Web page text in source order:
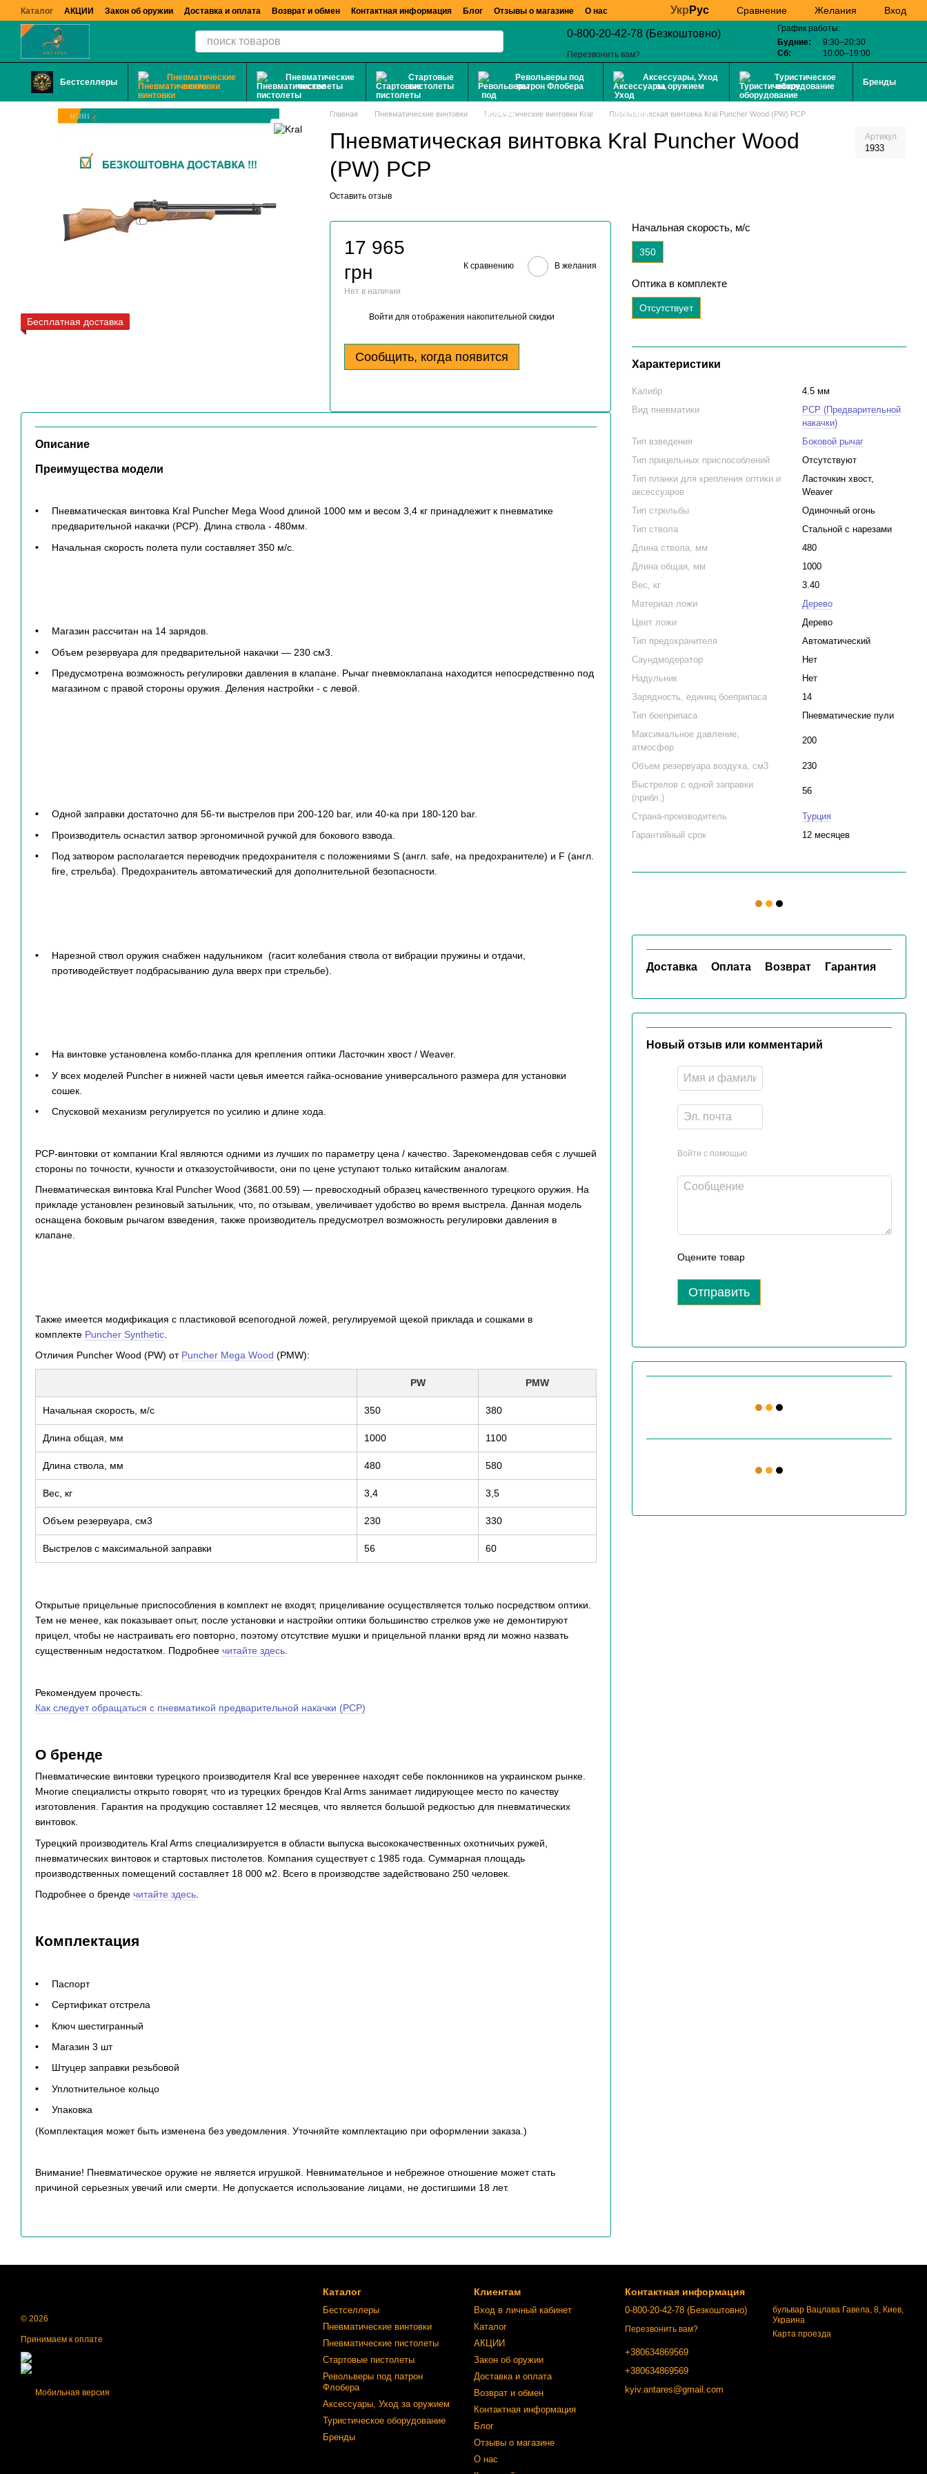
Перейти к основному контенту
Каталог АКЦИИ Закон об оружии Доставка и оплата Возврат и обмен Контактная информация Блог Отзывы о магазине О нас Укр Рус Сравнение Желания Вход
0-800-20-42-78 (Безкоштовно)
Перезвонить вам?
График работы:
Будние:
9:30–20:30
Сб:
10:00–19:00
Бестселлеры
Пневматические
винтовки
Пневматические
пистолеты
Стартовые
пистолеты
Револьверы под
патрон Флобера
Аксессуары, Уход
за оружием
Туристическое
оборудование
Бренды
Бесплатная доставка
Главная Пневматические винтовки Пневматические винтовки Kral Пневматическая винтовка Kral Puncher Wood (PW) PCP
Пневматическая винтовка Kral Puncher Wood
(PW) PCP
Артикул
1933
Оставить отзыв
17 965
грн
Нет в наличии
К сравнению В желания
Войти для отображения накопительной скидки
Сообщить, когда появится
Начальная скорость, м/с
350
Оптика в комплекте
Отсутствует
Характеристики
Калибр
4.5 мм
Вид пневматики
PCP (Предварительной
накачки)
Тип взведения
Боковой рычаг
Тип прицельных приспособлений
Отсутствуют
Тип планки для крепления оптики и
аксессуаров
Ласточкин хвост,
Weaver
Тип стрельбы
Одиночный огонь
Тип ствола
Стальной с нарезами
Длина ствола, мм
480
Длина общая, мм
1000
Вес, кг
3.40
Материал ложи
Дерево
Цвет ложи
Дерево
Тип предохранителя
Автоматический
Саундмодератор
Нет
Надульник
Нет
Зарядность, единиц боеприпаса
14
Тип боеприпаса
Пневматические пули
Максимальное давление,
атмосфер
200
Объем резервуара воздуха, см3
230
Выстрелов с одной заправки
(прибл.)
56
Страна-производитель
Турция
Гарантийный срок
12 месяцев
Доставка Оплата Возврат Гарантия
Новый отзыв или комментарий
Войти с помощью
Оцените товар
Отправить
Описание
Преимущества модели
Пневматическая винтовка Kral Puncher Mega Wood длиной 1000 мм и весом 3,4 кг принадлежит к пневматике
предварительной накачки (PCP). Длина ствола - 480мм.
Начальная скорость полета пули составляет 350 м/с.
Магазин рассчитан на 14 зарядов.
Объем резервуара для предварительной накачки — 230 см3.
Предусмотрена возможность регулировки давления в клапане. Рычаг пневмоклапана находится непосредственно под
магазином с правой стороны оружия. Деления настройки - с левой.
Одной заправки достаточно для 56-ти выстрелов при 200-120 bar, или 40-ка при 180-120 bar.
Производитель оснастил затвор эргономичной ручкой для бокового взвода.
Под затвором располагается переводчик предохранителя с положениями S (англ. safe, на предохранителе) и F (англ.
fire, стрельба). Предохранитель автоматический для дополнительной безопасности.
Нарезной ствол оружия снабжен надульником (гасит колебания ствола от вибрации пружины и отдачи,
противодействует подбрасыванию дула вверх при стрельбе).
На винтовке установлена комбо-планка для крепления оптики Ласточкин хвост / Weaver.
У всех моделей Puncher в нижней части цевья имеется гайка-основание универсального размера для установки
сошек.
Спусковой механизм регулируется по усилию и длине хода.
PCP-винтовки от компании Kral являются одними из лучших по параметру цена / качество. Зарекомендовав себя с лучшей
стороны по точности, кучности и отказоустойчивости, они по цене уступают только китайским аналогам.
Пневматическая винтовка Kral Puncher Wood (3681.00.59) — превосходный образец качественного турецкого оружия. На
прикладе установлен резиновый затыльник, что, по отзывам, увеличивает удобство во время выстрела. Данная модель
оснащена боковым рычагом взведения, также производитель предусмотрел возможность регулировки давления в
клапане.
Также имеется модификация с пластиковой всепогодной ложей, регулируемой щекой приклада и сошками в
комплекте Puncher Synthetic
Отличия Puncher Wood (PW) от Puncher Mega Wood (PMW):
PW PMW
Начальная скорость, м/с 350 380
Длина общая, мм 1000 1100
Длина ствола, мм 480 580
Вес, кг 3,4 3,5
Объем резервуара, см3 230 330
Выстрелов с максимальной заправки 56 60
Открытые прицельные приспособления в комплект не входят, прицеливание осуществляется только посредством оптики.
Тем не менее, как показывает опыт, после установки и настройки оптики большинство стрелков уже не демонтируют
прицел, чтобы не настраивать его повторно, поэтому отсутствие мушки и прицельной планки вряд ли можно назвать
существенным недостатком. Подробнее читайте здесь
Рекомендуем прочесть:
Как следует обращаться с пневматикой предварительной накачки (PCP)
О бренде
Пневматические винтовки турецкого производителя Kral все увереннее находят себе поклонников на украинском рынке.
Многие специалисты открыто говорят, что из турецких брендов Kral Arms занимает лидирующее место по качеству
изготовления. Гарантия на продукцию составляет 12 месяцев, что является большой редкостью для пневматических
винтовок.
Турецкий производитель Kral Arms специализируется в области выпуска высококачественных охотничьих ружей,
пневматических винтовок и стартовых пистолетов. Компания существует с 1985 года. Суммарная площадь
производственных помещений составляет 18 000 м2. Всего в производстве задействовано 250 человек.
Подробнее о бренде читайте здесь
Комплектация
Паспорт
Cертификат отстрела
Ключ шестигранный
Магазин 3 шт
Штуцер заправки резьбовой
Уплотнительное кольцо
Упаковка
(Комплектация может быть изменена без уведомления. Уточняйте комплектацию при оформлении заказа.)
Внимание! Пневматическое оружие не является игрушкой. Невнимательное и небрежное отношение может стать
причиной серьезных увечий или смерти. Не допускается использование лицами, не достигшими 18 лет.
© 2026
Принимаем к оплате
Мобильная версия
Каталог
Бестселлеры
Пневматические винтовки
Пневматические пистолеты
Стартовые пистолеты
Револьверы под патрон
Флобера
Аксессуары, Уход за оружием
Туристическое оборудование
Бренды
Клиентам
Вход в личный кабинет
Каталог
АКЦИИ
Закон об оружии
Доставка и оплата
Возврат и обмен
Контактная информация
Блог
Отзывы о магазине
О нас
Контактная информация
0-800-20-42-78 (Безкоштовно)
Перезвонить вам?
+380634869569
+380634869569
kyiv.antares@gmail.com
бульвар Вацлава Гавела, 8, Киев,
Украина
Карта проезда